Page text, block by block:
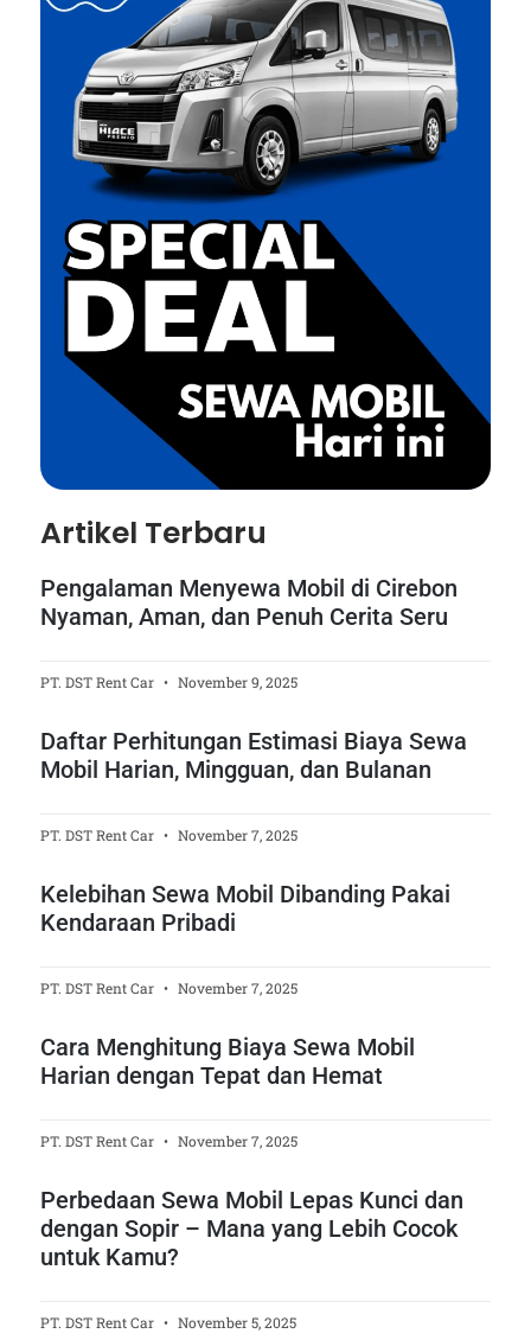
Artikel Terbaru
Pengalaman Menyewa Mobil di Cirebon
Nyaman, Aman, dan Penuh Cerita Seru
PT. DST Rent Car November 9, 2025
Daftar Perhitungan Estimasi Biaya Sewa
Mobil Harian, Mingguan, dan Bulanan
PT. DST Rent Car November 7, 2025
Kelebihan Sewa Mobil Dibanding Pakai
Kendaraan Pribadi
PT. DST Rent Car November 7, 2025
Cara Menghitung Biaya Sewa Mobil
Harian dengan Tepat dan Hemat
PT. DST Rent Car November 7, 2025
Perbedaan Sewa Mobil Lepas Kunci dan
dengan Sopir – Mana yang Lebih Cocok
untuk Kamu?
PT. DST Rent Car November 5, 2025